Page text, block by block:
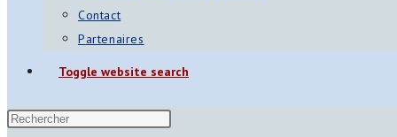
Contact
Partenaires
Toggle website search